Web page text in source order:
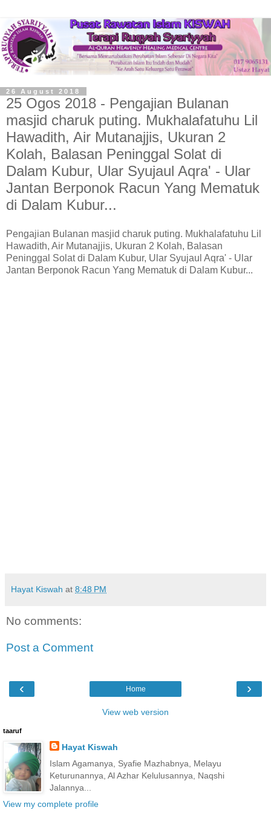
26 August 2018
25 Ogos 2018 - Pengajian Bulanan
masjid charuk puting. Mukhalafatuhu Lil
Hawadith, Air Mutanajjis, Ukuran 2
Kolah, Balasan Peninggal Solat di
Dalam Kubur, Ular Syujaul Aqra' - Ular
Jantan Berponok Racun Yang Mematuk
di Dalam Kubur...
Pengajian Bulanan masjid charuk puting. Mukhalafatuhu Lil
Hawadith, Air Mutanajjis, Ukuran 2 Kolah, Balasan
Peninggal Solat di Dalam Kubur, Ular Syujaul Aqra' - Ular
Jantan Berponok Racun Yang Mematuk di Dalam Kubur...
Hayat Kiswah at 8:48 PM
No comments:
Post a Comment
‹ ›
Home
View web version
taaruf
Hayat Kiswah
Islam Agamanya, Syafie Mazhabnya, Melayu
Keturunannya, Al Azhar Kelulusannya, Naqshi
Jalannya...
View my complete profile